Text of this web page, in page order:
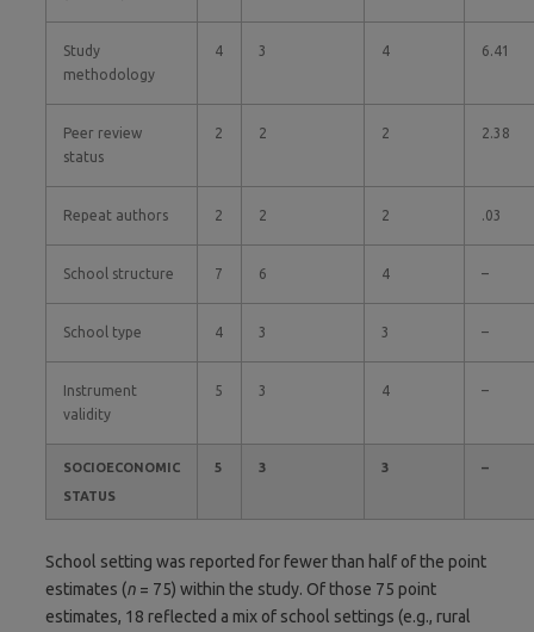
Study
methodology
4 3 4 6.41
Peer review
status
2 2 2 2.38
Repeat authors 2 2 2 .03
School structure 7 6 4 –
School type 4 3 3 –
Instrument
validity
5 3 4 –
SOCIOECONOMIC
STATUS
5 3 3 –
School setting was reported for fewer than half of the point
estimates (n = 75) within the study. Of those 75 point
estimates, 18 reflected a mix of school settings (e.g., rural